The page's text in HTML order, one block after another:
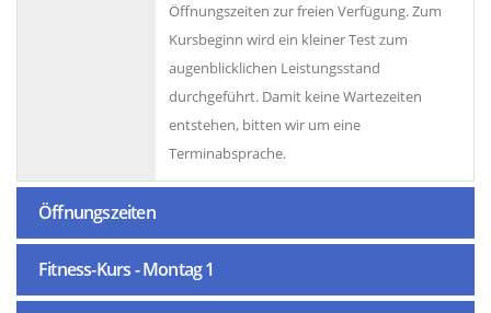
Öffnungszeiten zur freien Verfügung. Zum
Kursbeginn wird ein kleiner Test zum
augenblicklichen Leistungsstand
durchgeführt. Damit keine Wartezeiten
entstehen, bitten wir um eine
Terminabsprache.
Öffnungszeiten
Fitness-Kurs - Montag 1